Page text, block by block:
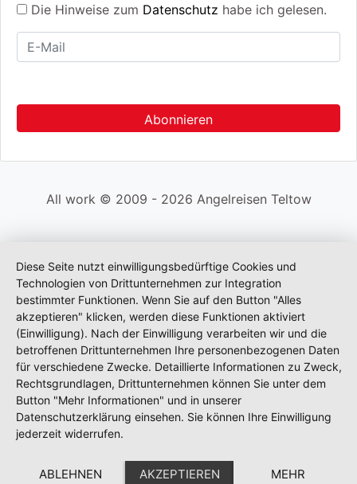
Die Hinweise zum Datenschutz habe ich gelesen.
All work © 2009 - 2026 Angelreisen Teltow
Diese Seite nutzt einwilligungsbedürftige Cookies und
Technologien von Drittunternehmen zur Integration
bestimmter Funktionen. Wenn Sie auf den Button "Alles
akzeptieren" klicken, werden diese Funktionen aktiviert
(Einwilligung). Nach der Einwilligung verarbeiten wir und die
betroffenen Drittunternehmen Ihre personenbezogenen Daten
für verschiedene Zwecke. Detaillierte Informationen zu Zweck,
Rechtsgrundlagen, Drittunternehmen können Sie unter dem
Button "Mehr Informationen" und in unserer
Datenschutzerklärung einsehen. Sie können Ihre Einwilligung
jederzeit widerrufen.
ABLEHNEN AKZEPTIEREN MEHR